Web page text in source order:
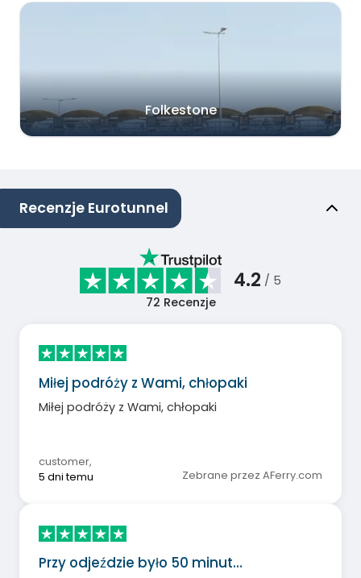
Folkestone
Recenzje Eurotunnel
4.2 / 5
72 Recenzje
Miłej podróży z Wami, chłopaki
Miłej podróży z Wami, chłopaki
customer,
5 dni temu
Zebrane przez AFerry.com
Przy odjeździe było 50 minut…